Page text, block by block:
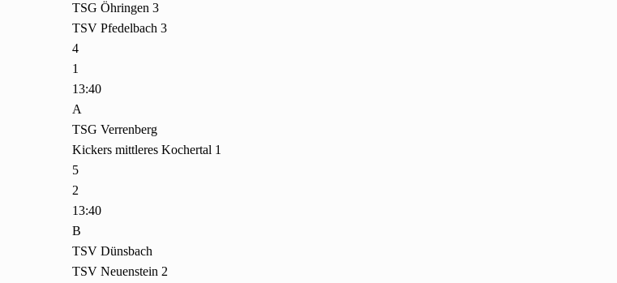
TSG Öhringen 3
TSV Pfedelbach 3
4
1
13:40
A
TSG Verrenberg
Kickers mittleres Kochertal 1
5
2
13:40
B
TSV Dünsbach
TSV Neuenstein 2